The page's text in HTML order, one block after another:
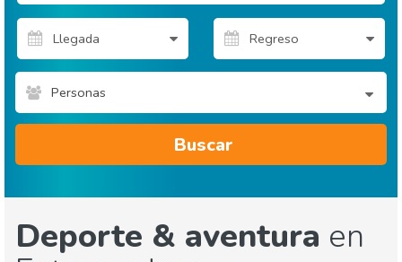
Personas
Buscar
Deporte & aventura en